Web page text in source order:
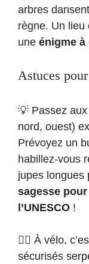
arbres
règne. Un lieu
une énigme
Astuces
💡 Passez
nord, ouest)
Prévoyez un
habillez-vous
jupes longues
sagesse
l’UNESCO !
🚴‍♂️ À vélo,
sécurisés